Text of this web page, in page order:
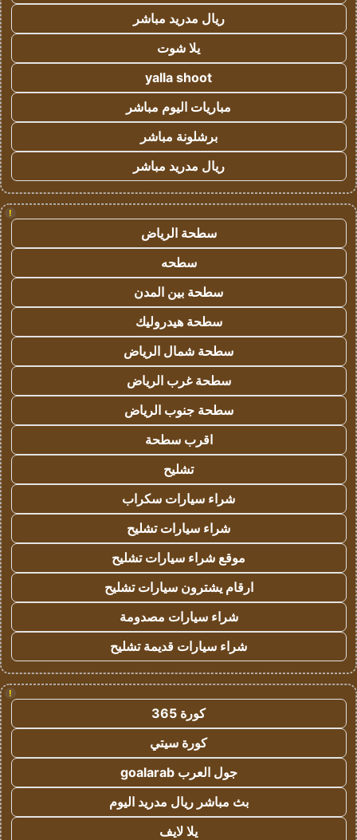
ريال مدريد مباشر
يلا شوت
yalla shoot
مباريات اليوم مباشر
برشلونة مباشر
ريال مدريد مباشر
!
سطحة الرياض
سطحه
سطحة بين المدن
سطحة هيدروليك
سطحة شمال الرياض
سطحة غرب الرياض
سطحة جنوب الرياض
اقرب سطحة
تشليح
شراء سيارات سكراب
شراء سيارات تشليح
موقع شراء سيارات تشليح
ارقام يشترون سيارات تشليح
شراء سيارات مصدومة
شراء سيارات قديمة تشليح
!
كورة 365
كورة سيتي
جول العرب goalarab
بث مباشر ريال مدريد اليوم
يلا لايف